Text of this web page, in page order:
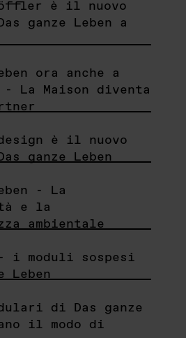
è il nuovo
ganze Leben a
ora anche a
- La Maison diventa
è il nuovo
ganze Leben
- La
e la
ambientale
i moduli sospesi
Leben
di Das ganze
il modo di